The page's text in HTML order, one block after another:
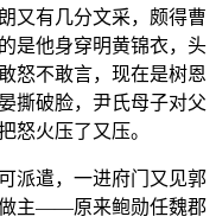
又有几分文采，颇得曹
是他身穿明黄锦衣，头
怒不敢言，现在是树恩
撕破脸，尹氏母子对父
怒火压了又压。
派遣，一进府门又见郭
做主——原来鲍勋任魏郡